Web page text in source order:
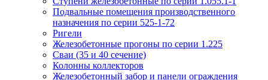
Подвальные помещения производственного
назначения по серии 525-1-72
Ригели
Железобетонные прогоны по серии 1.225
Сваи (35 и 40 сечение)
Колонны коллекторов
Железобетонный забор и панели ограждения